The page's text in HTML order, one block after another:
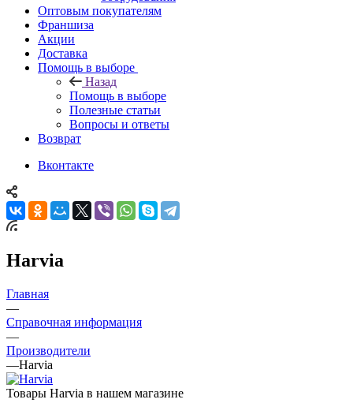
Оптовым покупателям
Франшиза
Акции
Доставка
Помощь в выборе
Назад
Помощь в выборе
Полезные статьи
Вопросы и ответы
Возврат
Вконтакте
Harvia
Главная
—
Справочная информация
—
Производители
—Harvia
Товары Harvia в нашем магазине